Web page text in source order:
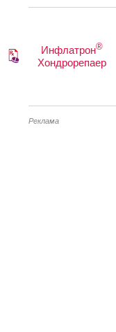
Инфлатрон®
Хондрорепаер
Реклама